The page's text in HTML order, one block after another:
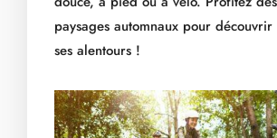
paysages automnaux pour
ses alentours !